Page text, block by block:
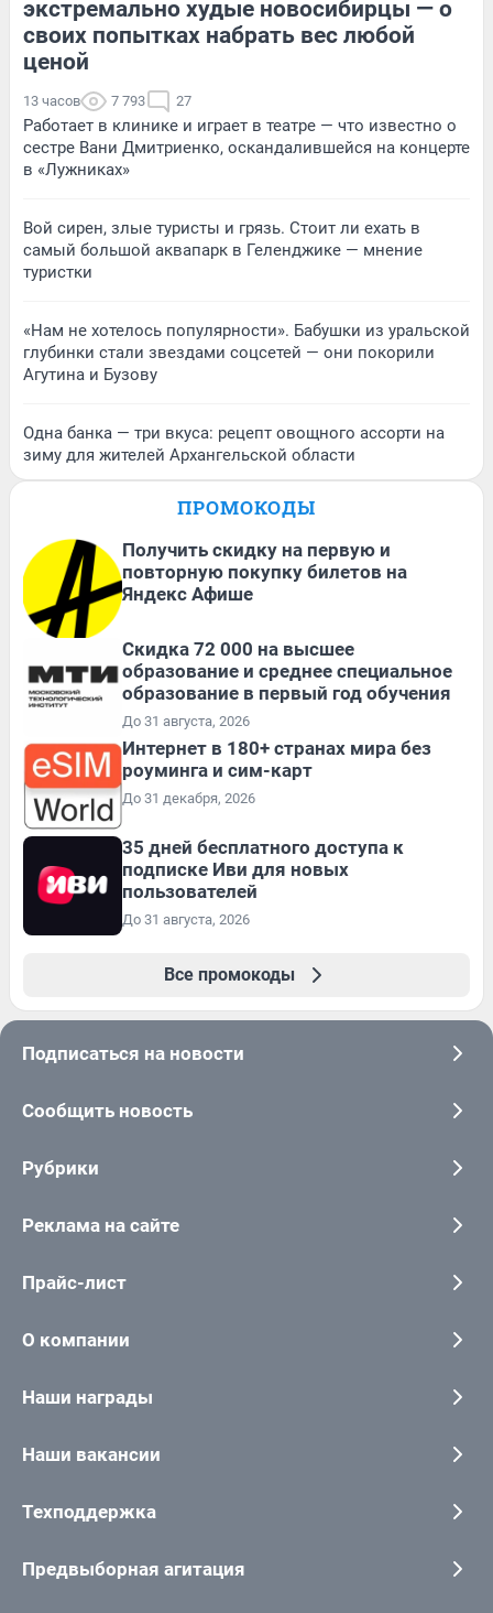
экстремально худые новосибирцы — о
своих попытках набрать вес любой
ценой
13 часов 7 793 27
Работает в клинике и играет в театре — что известно о
сестре Вани Дмитриенко, оскандалившейся на концерте
в «Лужниках»
Вой сирен, злые туристы и грязь. Стоит ли ехать в
самый большой аквапарк в Геленджике — мнение
туристки
«Нам не хотелось популярности». Бабушки из уральской
глубинки стали звездами соцсетей — они покорили
Агутина и Бузову
Одна банка — три вкуса: рецепт овощного ассорти на
зиму для жителей Архангельской области
ПРОМОКОДЫ
Получить скидку на первую и
повторную покупку билетов на
Яндекс Афише
Скидка 72 000 на высшее
образование и среднее специальное
образование в первый год обучения
До 31 августа, 2026
Интернет в 180+ странах мира без
роуминга и сим-карт
До 31 декабря, 2026
35 дней бесплатного доступа к
подписке Иви для новых
пользователей
До 31 августа, 2026
Все промокоды
Подписаться на новости
Сообщить новость
Рубрики
Реклама на сайте
Прайс-лист
О компании
Наши награды
Наши вакансии
Техподдержка
Предвыборная агитация